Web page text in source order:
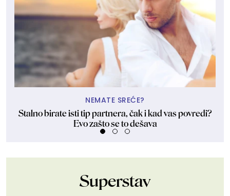
NEMATE SREĆE?
Stalno birate isti tip partnera, čak i kad vas povredi?
Evo zašto se to dešava
Superstav